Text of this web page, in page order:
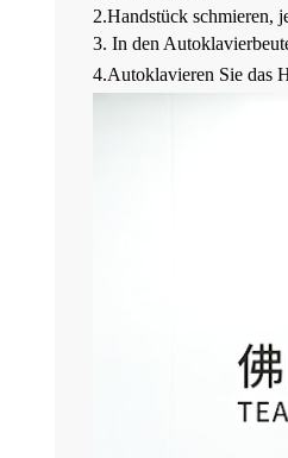
2.Handstück schmieren,
3. In den
4.Autoklavieren Sie das